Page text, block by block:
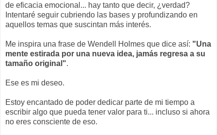
de eficacia emocional... hay tanto que decir, ¿verdad?
Intentaré seguir cubriendo las bases y profundizando en
aquellos temas que suscintan más interés.
Me inspira una frase de Wendell Holmes que dice así: "Una
mente estirada por una nueva idea, jamás regresa a su
tamaño original".
Ese es mi deseo.
Estoy encantado de poder dedicar parte de mi tiempo a
escribir algo que pueda tener valor para ti... incluso si ahora
no eres consciente de eso.